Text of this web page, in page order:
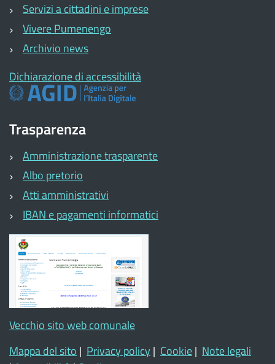
Servizi a cittadini e imprese
Vivere Pumenengo
Archivio news
Dichiarazione di accessibilità
Trasparenza
Amministrazione trasparente
Albo pretorio
Atti amministrativi
IBAN e pagamenti informatici
Vecchio sito web comunale
Mappa del sito | Privacy policy | Cookie| Note legali